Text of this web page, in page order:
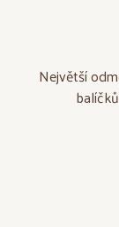
Největší